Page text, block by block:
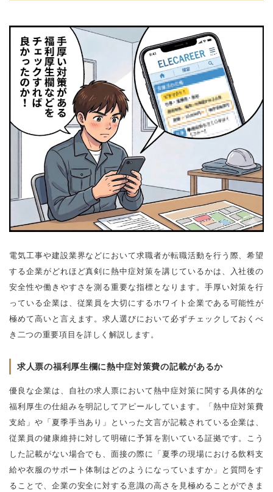
電気工事や建設業界などにおいて求職者が転職活動を行う際、希望
する企業がどれほど真剣に熱中症対策を講じているかは、入社後の
安全性や働きやすさを測る重要な指標となります。手厚い対策を行
っている企業は、従業員を大切にするホワイト企業である可能性が
極めて高いと言えます。求人選びにおいて必ずチェックしておくべ
き二つの重要項目を詳しく解説します。
求人票の福利厚生欄に熱中症対策費の記載があるか
優良な企業は、自社の求人票において熱中症対策に関する具体的な
福利厚生の仕組みを明記してアピールしています。「熱中症対策費
支給」や「夏季手当あり」といった文言が記載されている企業は、
従業員の健康維持に対して明確に予算を割いている証拠です。こう
した記載がない場合でも、面接の際に「夏季の現場における飲料支
給や衣服のサポート体制はどのようになっていますか」と質問をす
ることで、企業の安全に対する意識の高さを見極めることができま